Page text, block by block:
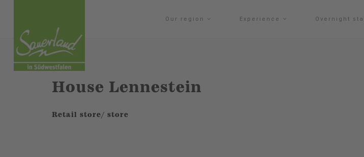
Our region Experience Overnight
House Lennestein
Retail store/ store